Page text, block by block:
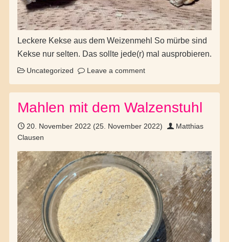
Leckere Kekse aus dem Weizenmehl So mürbe sind
Kekse nur selten. Das sollte jede(r) mal ausprobieren.
Uncategorized Leave a comment
Mahlen mit dem Walzenstuhl
20. November 2022 (25. November 2022)
Matthias
Clausen